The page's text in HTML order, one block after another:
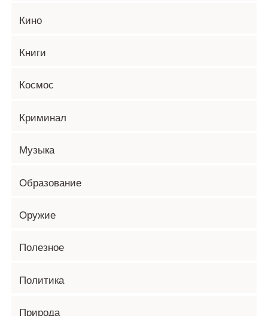
Кино
Книги
Космос
Криминал
Музыка
Образование
Оружие
Полезное
Политика
Природа